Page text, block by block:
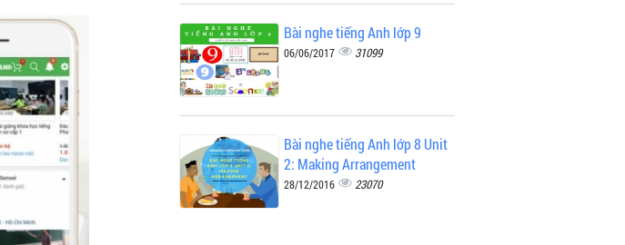
Bài nghe tiếng Anh lớp 9
06/06/2017 31099
Bài nghe tiếng Anh lớp 8 Unit
2: Making Arrangement
28/12/2016 23070